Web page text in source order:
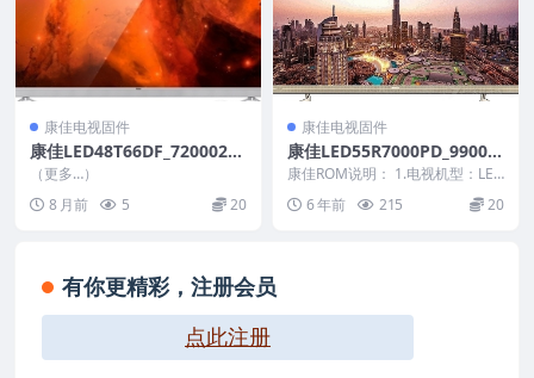
康佳电视固件
康佳LED48T66DF_72000258
YT_99011715-V1.1.09_U盘
刷机固件
（更多…）
8 月前
5 20
康佳电视固件
康佳LED55R7000PD_99009
317-V1.0.35原厂系统刷机电
视固件包下载
康佳ROM说明： 1.电视机型：LED
55R7000PD 2.物料号：99009...
6 年前 215 20
有你更精彩，注册会员
点此注册